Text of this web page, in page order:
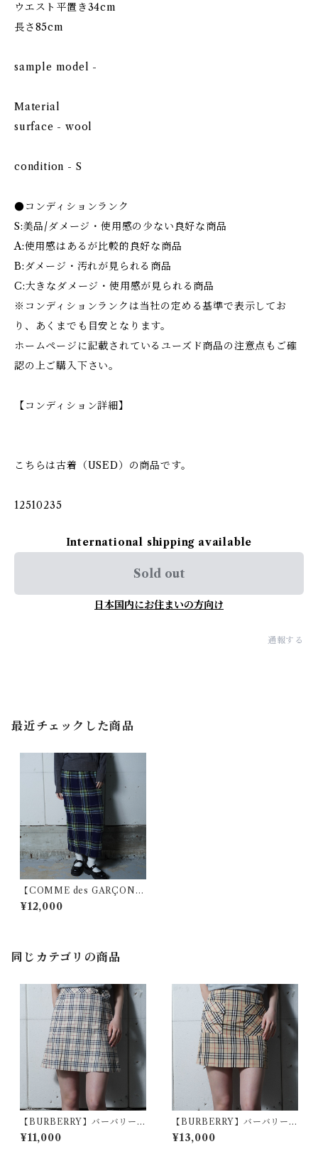
ウエスト平置き34cm
長さ85cm
sample model -
Material
surface - wool
condition - S
●コンディションランク
S:美品/ダメージ・使用感の少ない良好な商品
A:使用感はあるが比較的良好な商品
B:ダメージ・汚れが見られる商品
C:大きなダメージ・使用感が見られる商品
※コンディションランクは当社の定める基準で表示してお
り、あくまでも目安となります。
ホームページに記載されているユーズド商品の注意点もご確
認の上ご購入下さい。
【コンディション詳細】
こちらは古着（USED）の商品です。
12510235
International shipping available
Sold out
日本国内にお住まいの方向け
通報する
最近チェックした商品
【COMME des GARÇON
S】コムデギャルソン ”極美
品” 98年製 フランネルロン
¥12,000
同じカテゴリの商品
【BURBERRY】バーバリー
ホースロゴバックル・ノバチ
ェックミニスカート beige
¥11,000
【BURBERRY】バーバリー
フロントポケットノバチェッ
クナイロン・キュプラミニス
¥13,000